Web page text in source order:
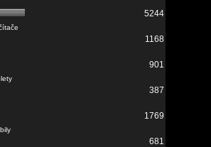
5244
1168
901
387
1769
681